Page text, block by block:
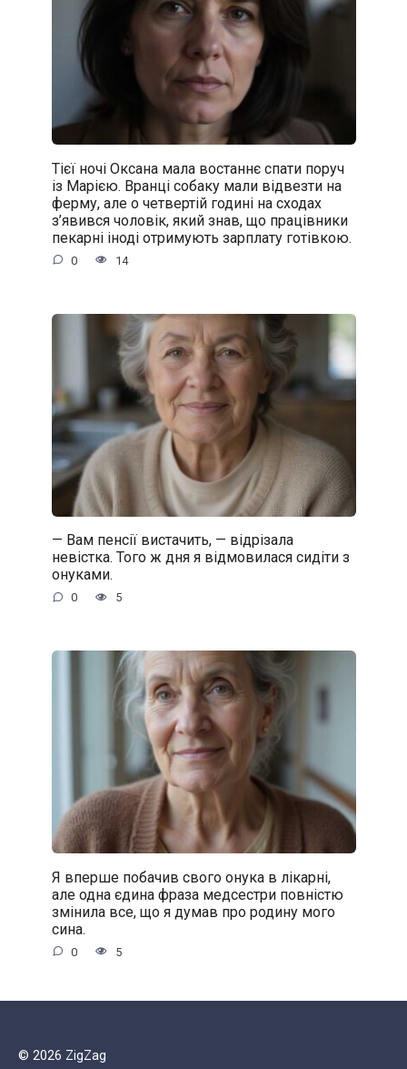
Тієї ночі Оксана мала востаннє спати поруч
із Марією. Вранці собаку мали відвезти на
ферму, але о четвертій годині на сходах
з’явився чоловік, який знав, що працівники
пекарні іноді отримують зарплату готівкою.
0 14
— Вам пенсії вистачить, — відрізала
невістка. Того ж дня я відмовилася сидіти з
онуками.
0 5
Я вперше побачив свого онука в лікарні,
але одна єдина фраза медсестри повністю
змінила все, що я думав про родину мого
сина.
0 5
© 2026 ZigZag